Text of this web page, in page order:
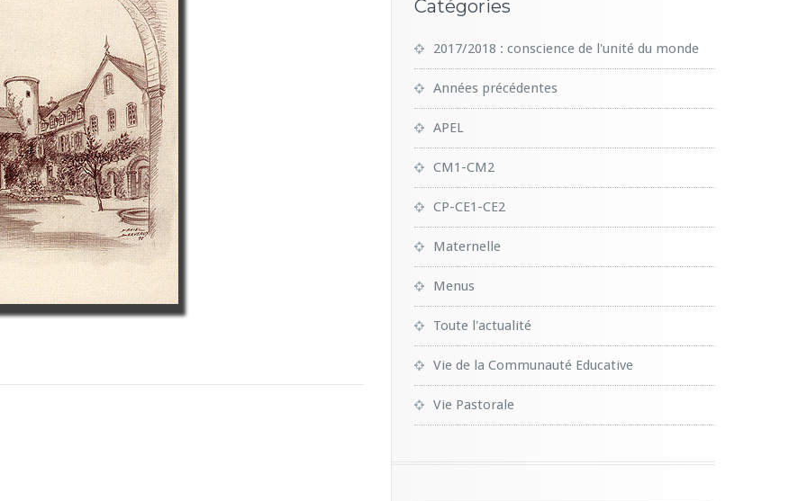
Catégories
2017/2018 : conscience de l'unité du monde
Années précédentes
APEL
CM1-CM2
CP-CE1-CE2
Maternelle
Menus
Toute l'actualité
Vie de la Communauté Educative
Vie Pastorale